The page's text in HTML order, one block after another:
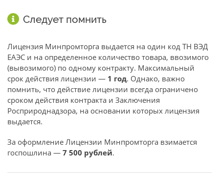
Следует помнить
Лицензия Минпромторга выдается на один код ТН ВЭД
ЕАЭС и на определенное количество товара, ввозимого
(вывозимого) по одному контракту. Максимальный
срок действия лицензии — 1 год. Однако, важно
помнить, что действие лицензии всегда ограничено
сроком действия контракта и Заключения
Росприроднадзора, на основании которых лицензия
выдается.
За оформление Лицензии Минпромторга взимается
госпошлина — 7 500 рублей.